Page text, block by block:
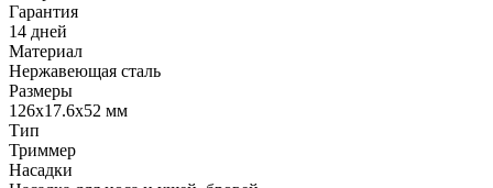
Гарантия
14 дней
Материал
Нержавеющая сталь
Размеры
126x17.6x52 мм
Тип
Триммер
Насадки